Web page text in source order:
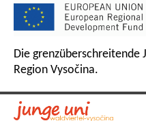
Die
Region Vysočina.